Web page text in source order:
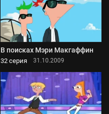
В поисках Мэри Макгаффин
32 серия 31.10.2009